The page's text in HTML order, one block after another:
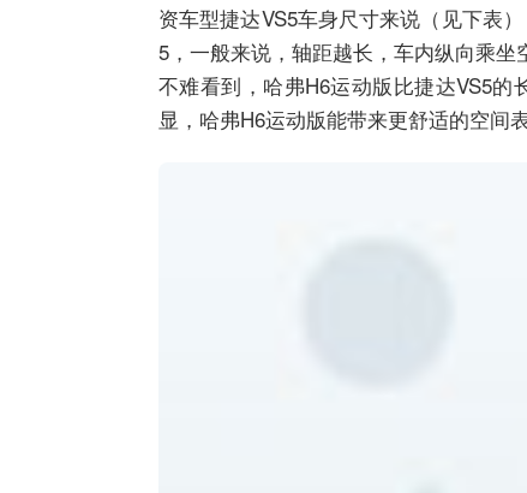
资车型捷达VS5车身尺寸来说（见下表
5，一般来说，轴距越长，车内纵向乘
不难看到，哈弗H6运动版比捷达VS5的
显，哈弗H6运动版能带来更舒适的空间表